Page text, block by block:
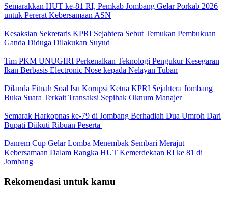
Semarakkan HUT ke-81 RI, Pemkab Jombang Gelar Porkab 2026
untuk Pererat Kebersamaan ASN
Kesaksian Sekretaris KPRI Sejahtera Sebut Temukan Pembukuan
Ganda Diduga Dilakukan Suyud
Tim PKM UNUGIRI Perkenalkan Teknologi Pengukur Kesegaran
Ikan Berbasis Electronic Nose kepada Nelayan Tuban
Dilanda Fitnah Soal Isu Korupsi Ketua KPRI Sejahtera Jombang
Buka Suara Terkait Transaksi Sepihak Oknum Manajer
Semarak Harkopnas ke-79 di Jombang Berhadiah Dua Umroh Dari
Bupati Diikuti Ribuan Peserta
Danrem Cup Gelar Lomba Menembak Sembari Merajut
Kebersamaan Dalam Rangka HUT Kemerdekaan RI ke 81 di
Jombang
Rekomendasi untuk kamu